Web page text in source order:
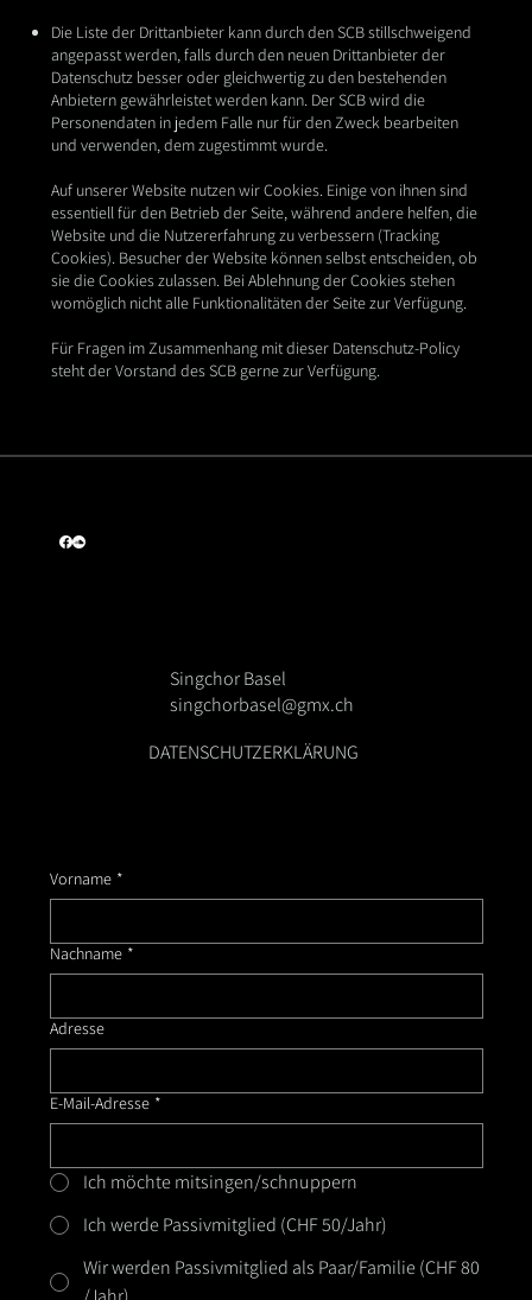
Die Liste der Drittanbieter kann durch den SCB stillschweigend
angepasst werden, falls durchden neuen Drittanbieter der
Datenschutz besser oder gleichwertig zu den bestehenden
Anbietern gewährleistet werden kann. Der SCB wird die
Personendaten in jedem Falle nur fürden Zweck bearbeiten
und verwenden, dem zugestimmt wurde.
Auf unserer Website nutzen wir Cookies. Einige von ihnen sind
essentiell für den Betrieb der Seite, während andere helfen, die
Website und die Nutzererfahrung zu verbessern (Tracking
Cookies). Besucher der Website können selbst entscheiden, ob
sie die Cookies zulassen. Bei Ablehnung der Cookies stehen
womöglich nicht alle Funktionalitäten der Seite zur Verfügung.
Für Fragen im Zusammenhang mit dieser Datenschutz-Policy
steht der Vorstand des SCB gerne zur Verfügung.
Singchor Basel
singchorbasel@gmx.ch
DATENSCHUTZERKLÄRUNG
Vorname *
Nachname *
Adresse
E-Mail-Adresse *
Ich möchte mitsingen/schnuppern
Ich werde Passivmitglied (CHF 50/Jahr)
Wir werden Passivmitglied als Paar/Familie (CHF 80